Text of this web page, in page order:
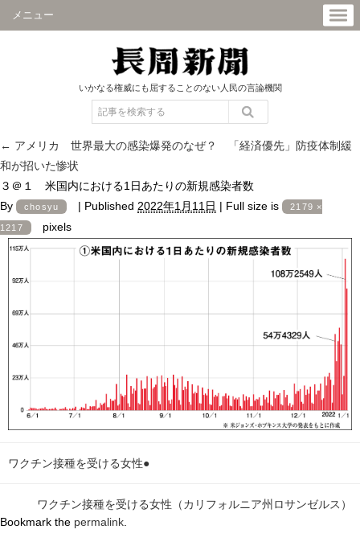
メニュー
いかなる権威にも屈することのない人民の言論機関
← アメリカ 世界最大の感染爆発のなぜ？ 「経済優先」防疫体制緩
和が招いた惨状
３＠１ 米国内における1日あたりの新規感染者数
By
chosyu | Published 2022年1月11日 | Full size is 2179 ×
1217 pixels
ワクチン接種を受ける女性●
ワクチン接種を受ける女性（カリフォルニア州ロサンゼルス）
Bookmark the permalink